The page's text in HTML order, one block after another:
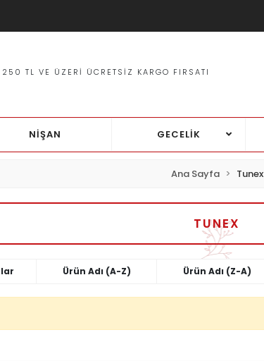
250 TL VE ÜZERI ÜCRETSIZ KARGO FIRSATI
NİŞAN GECELİK
Ana Sayfa Tunex
TUNEX
Ürün Adı (A-Z) Ürün Adı (Z-A)